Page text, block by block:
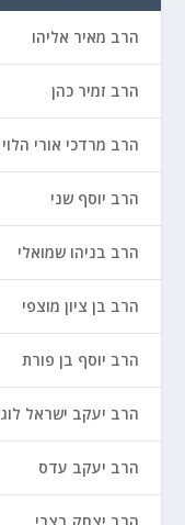
הרב מאיר אליהו
הרב זמיר כהן
הרב מרדכי אורי
הרב יוסף שני
הרב בניהו שמואלי
הרב בן ציון מוצפי
הרב יוסף בן פורת
הרב יעקב ישראל
הרב יעקב עדס